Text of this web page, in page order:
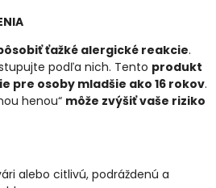
ťažké alergické reakcie.
podľa nich. Tento produkt
pre osoby mladšie ako 16 rokov.
henou“ môže zvýšiť vaše riziko
alebo citlivú, podráždenú a